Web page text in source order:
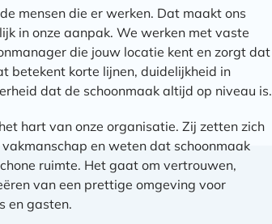
mensen die er werken. Dat maakt ons
in onze aanpak. We werken met vaste
die jouw locatie kent en zorgt dat
betekent korte lijnen, duidelijkheid in
dat de schoonmaak altijd op niveau is.
hart van onze organisatie. Zij zetten zich
en weten dat schoonmaak
ruimte. Het gaat om vertrouwen,
van een prettige omgeving voor
en gasten.